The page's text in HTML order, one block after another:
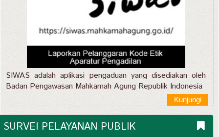
SIWAS adalah aplikasi pengaduan yang disediakan oleh
Badan Pengawasan Mahkamah Agung Republik Indonesia
Kunjungi
SURVEI PELAYANAN PUBLIK